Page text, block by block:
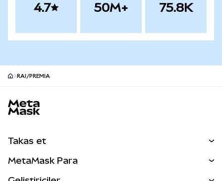
4.7 50M+ 75.8K
RAI/PREMIA
Takas et
MetaMask Para